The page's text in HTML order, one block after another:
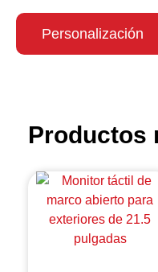
Personalización
Productos